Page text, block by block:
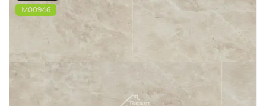
М00946